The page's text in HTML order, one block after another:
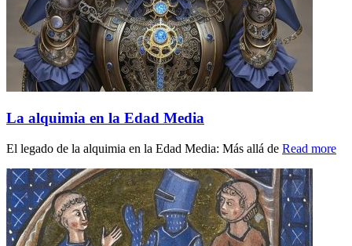
La alquimia en la Edad Media
El legado de la alquimia en la Edad Media: Más allá de Read more